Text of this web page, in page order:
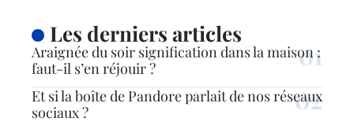
Les derniers articles
Araignée du soir signification dans la maison :
faut-il s’en réjouir ?
Et si la boîte de Pandore parlait de nos réseaux
sociaux ?